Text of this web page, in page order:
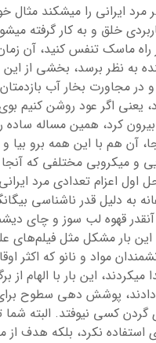
ایرانی را میشکند مثال
خلق و به کار گرفته
راه ماسک تنفس کنید، آن
به نظر برسد، بخشی از
مجاورت بخار آب
یعنی اگر عود روشن کنیم
کرد، همین مساله ساده
آن هم با این همه برو بیا
و میکروبی مختلفی که
اول اعزام تعدادی مرد
به دلیل قدر ناشناسی
آنقدر قهوه لب سوز و چای
این بار مشکل مثل
مواد و نانو که اکثر
میکردند، این بار با الهام
دادند، پوشش دهی سطوح
کسی نیوفتد. البته شما
نکرد، بلکه هدف از